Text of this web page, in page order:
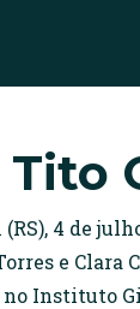
Tito
4 de
e Clara
no Instituto